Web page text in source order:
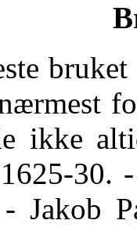
bruket
ikke
30.
Jakob